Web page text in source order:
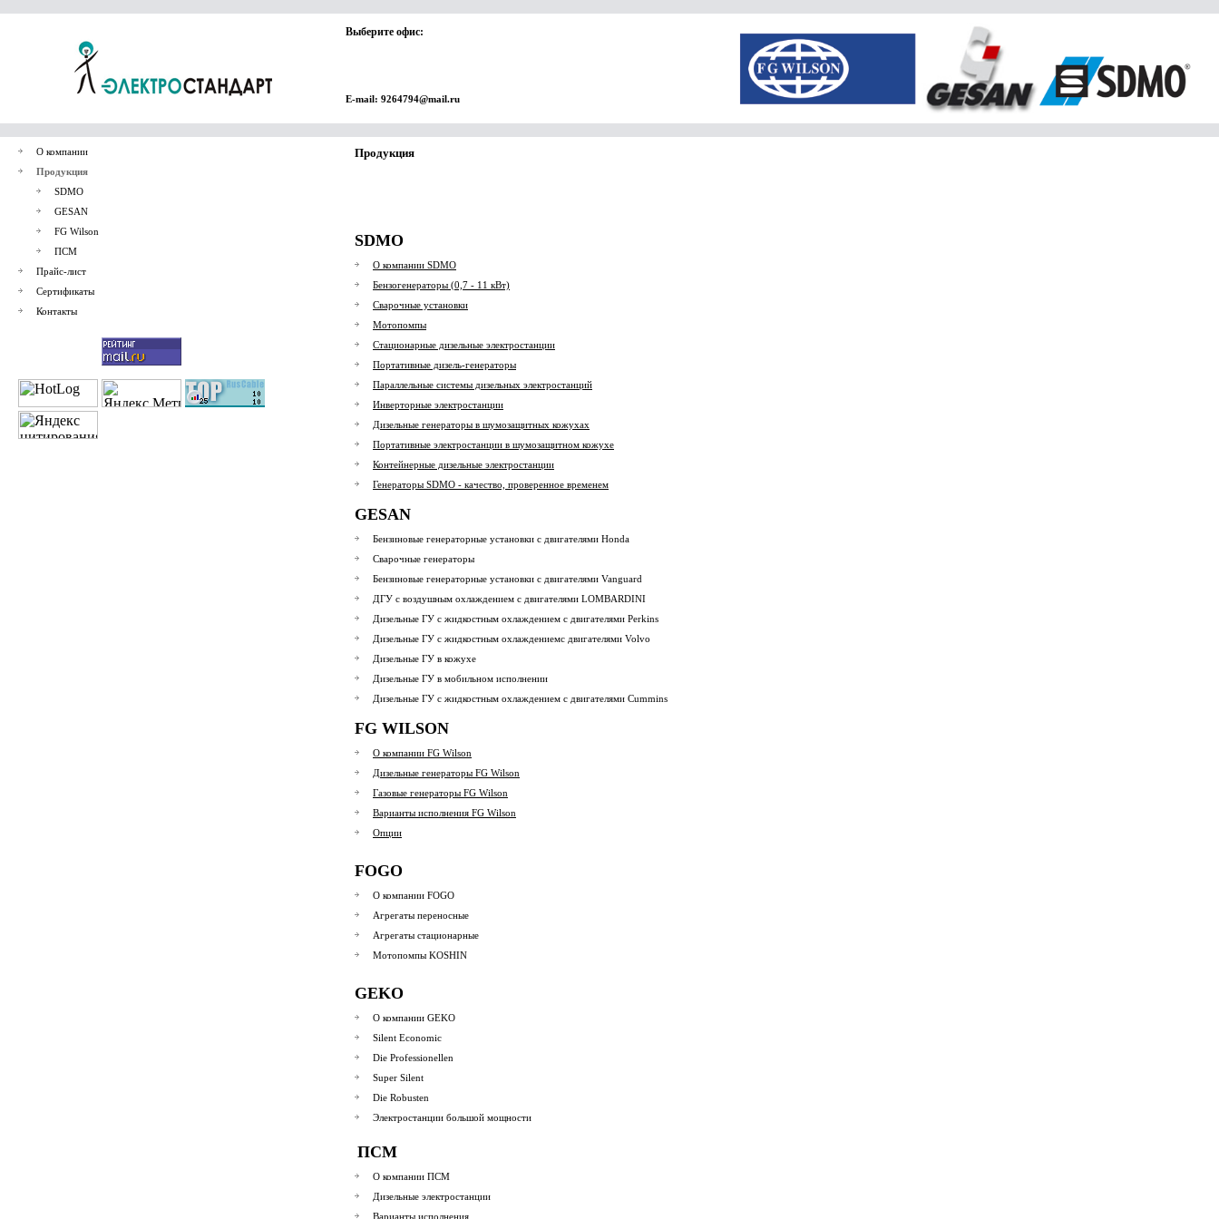
Выберите офис:
E-mail: 9264794@mail.ru
О компании
Продукция
SDMO
GESAN
FG Wilson
ПСМ
Прайс-лист
Сертификаты
Контакты
Продукция
SDMO
О компании SDMO
Бензогенераторы (0,7 - 11 кВт)
Сварочные установки
Мотопомпы
Стационарные дизельные электростанции
Портативные дизель-генераторы
Параллельные системы дизельных электростанций
Инверторные электростанции
Дизельные генераторы в шумозащитных кожухах
Портативные электростанции в шумозащитном кожухе
Контейнерные дизельные электростанции
Генераторы SDMO - качество, проверенное временем
GESAN
Бензиновые генераторные установки с двигателями Honda
Сварочные генераторы
Бензиновые генераторные установки с двигателями Vanguard
ДГУ с воздушным охлаждением с двигателями LOMBARDINI
Дизельные ГУ с жидкостным охлаждением с двигателями Perkins
Дизельные ГУ с жидкостным охлаждениемс двигателями Volvo
Дизельные ГУ в кожухе
Дизельные ГУ в мобильном исполнении
Дизельные ГУ с жидкостным охлаждением с двигателями Cummins
FG WILSON
О компании FG Wilson
Дизельные генераторы FG Wilson
Газовые генераторы FG Wilson
Варианты исполнения FG Wilson
Опции
FOGO
О компании FOGO
Агрегаты переносные
Агрегаты стационарные
Мотопомпы KOSHIN
GEKO
О компании GEKO
Silent Economic
Die Professionellen
Super Silent
Die Robusten
Электростанции большой мощности
ПСМ
О компании ПСМ
Дизельные электростанции
Варианты исполнения